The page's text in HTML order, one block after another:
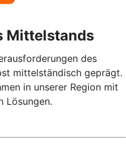
Mittelstands
des
mittelständisch geprägt.
in unserer Region mit
Lösungen.